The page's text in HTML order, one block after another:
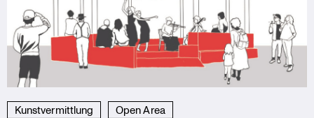
Kunstvermittlung Open Area